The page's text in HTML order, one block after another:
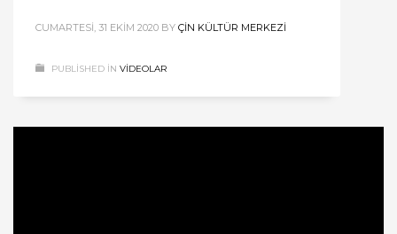
CUMARTESI, 31 EKIM 2020 BY ÇIN KÜLTÜR MERKEZI
PUBLISHED IN VIDEOLAR